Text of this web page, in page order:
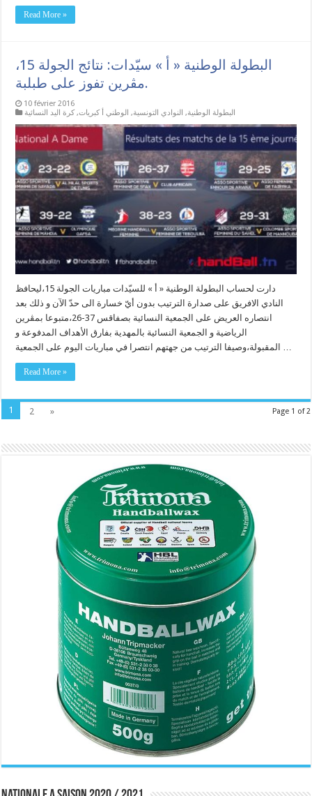
Read More »
البطولة الوطنية « أ » سيّدات: نتائج الجولة 15،
مڨرين تفوز على طبلبة.
10 février 2016
البطولة الوطنية, النوادي التونسية, الوطني أ كبريات, كرة اليد النسائية
دارت لحساب البطولة الوطنية « أ » للسيّدات مباريات الجولة 15،ليحافظ
النادي الافريق على صدارة الترتيب بدون أيّ خسارة الى حدّ الآن و ذلك بعد
انتصاره العريض على الجمعية النسائية بصفاقس 37-26،متبوعا بمڨرين
الرياضية و الجمعية النسائية بالمهدية بفارق الأهداف المدفوعة و
Read More »
Page 1 of 2
1 2 »